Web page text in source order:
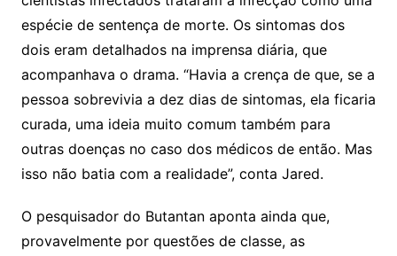
espécie de sentença de morte. Os sintomas dos
dois eram detalhados na imprensa diária, que
acompanhava o drama. “Havia a crença de que, se a
pessoa sobrevivia a dez dias de sintomas, ela ficaria
curada, uma ideia muito comum também para
outras doenças no caso dos médicos de então. Mas
isso não batia com a realidade”, conta Jared.
O pesquisador do Butantan aponta ainda que,
provavelmente por questões de classe, as